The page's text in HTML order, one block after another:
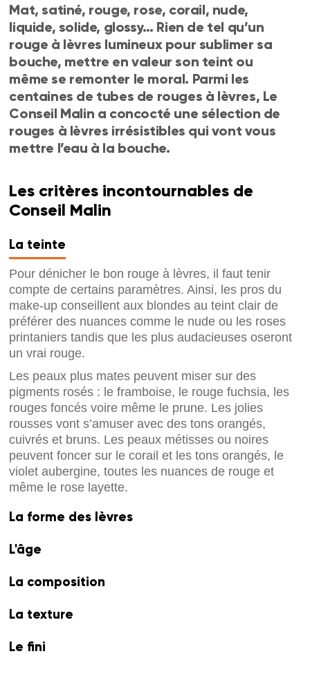
Mat, satiné, rouge, rose, corail, nude,
liquide, solide, glossy… Rien de tel qu’un
rouge à lèvres lumineux pour sublimer sa
bouche, mettre en valeur son teint ou
même se remonter le moral. Parmi les
centaines de tubes de rouges à lèvres, Le
Conseil Malin a concocté une sélection de
rouges à lèvres irrésistibles qui vont vous
mettre l’eau à la bouche.
Les critères incontournables de
Conseil Malin
La teinte
Pour dénicher le bon rouge à lèvres, il faut tenir
compte de certains paramètres. Ainsi, les pros du
make-up conseillent aux blondes au teint clair de
préférer des nuances comme le nude ou les roses
printaniers tandis que les plus audacieuses oseront
un vrai rouge.
Les peaux plus mates peuvent miser sur des
pigments rosés : le framboise, le rouge fuchsia, les
rouges foncés voire même le prune. Les jolies
rousses vont s’amuser avec des tons orangés,
cuivrés et bruns. Les peaux métisses ou noires
peuvent foncer sur le corail et les tons orangés, le
violet aubergine, toutes les nuances de rouge et
même le rose layette.
La forme des lèvres
L'âge
La composition
La texture
Le fini